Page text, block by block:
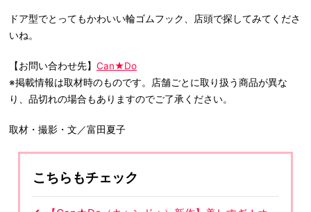
ドア型でとってもかわいい輪ゴムフック、店頭で探してみてくださ
いね。
【お問い合わせ先】 Can★Do
※掲載情報は取材時のものです。店舗ごとに取り扱う商品が異な
り、品切れの場合もありますのでご了承ください。
取材・撮影・文／富田夏子
こちらもチェック